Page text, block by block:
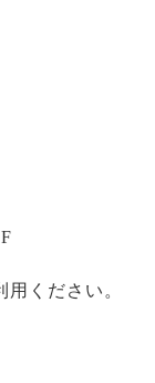
ください。